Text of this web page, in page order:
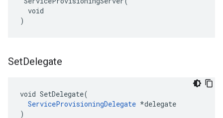
  void
)
SetDelegate
void SetDelegate(
ServiceProvisioningDelegate *delegate
)